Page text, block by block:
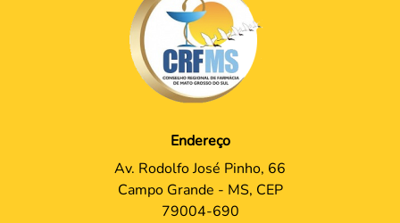
Endereço
Av. Rodolfo José Pinho, 66
Campo Grande - MS, CEP
79004-690